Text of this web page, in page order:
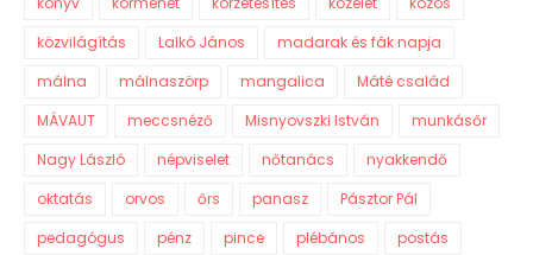
közvilágítás
Lalkó János
madarak és fák napja
málna
málnaszörp mangalica
Máté család
MÁVAUT
meccsnéző Misnyovszki István
munkásőr
Nagy László
népviselet nőtanács
nyakkendő
oktatás
orvos őrs panasz
Pásztor Pál
pedagógus
pénz pince plébános
postás